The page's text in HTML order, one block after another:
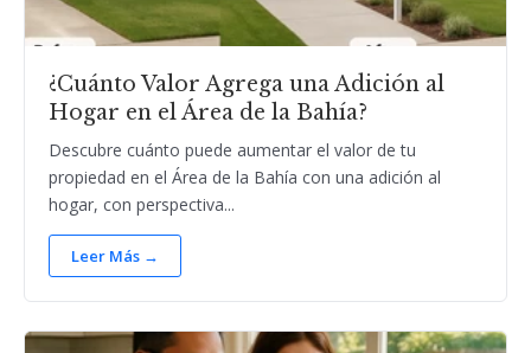
¿Cuánto Valor Agrega una Adición al
Hogar en el Área de la Bahía?
Descubre cuánto puede aumentar el valor de tu
propiedad en el Área de la Bahía con una adición al
hogar, con perspectiva...
Leer Más →